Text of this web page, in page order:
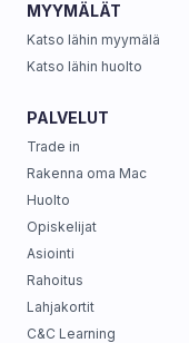
MYYMÄLÄT
Katso lähin myymälä
Katso lähin huolto
PALVELUT
Trade in
Rakenna oma Mac
Huolto
Opiskelijat
Asiointi
Rahoitus
Lahjakortit
C&C Learning